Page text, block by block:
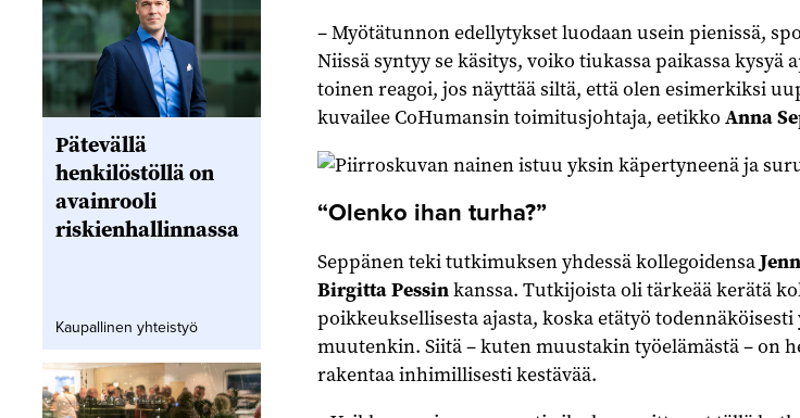
– Myötätunnon edellytykset luodaan usein pienissä,
Niissä syntyy se käsitys, voiko tiukassa paikassa kysyä
toinen reagoi, jos näyttää siltä, että olen esimerkiksi
kuvailee CoHumansin toimitusjohtaja, eetikko Anna
“Olenko ihan turha?”
Seppänen teki tutkimuksen yhdessä kollegoidensa
Birgitta Pessinkanssa. Tutkijoista oli tärkeää kerätä
poikkeuksellisesta ajasta, koska etätyö
muutenkin. Siitä – kuten muustakin työelämästä – on
rakentaa inhimillisesti kestävää.
Pätevällä
henkilöstöllä on
avainrooli
riskienhallinnassa
Kaupallinen yhteistyö